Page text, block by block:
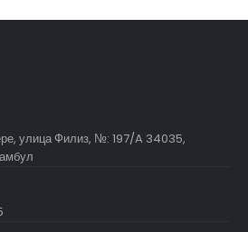
улица Филиз, №: 197/A 34035,